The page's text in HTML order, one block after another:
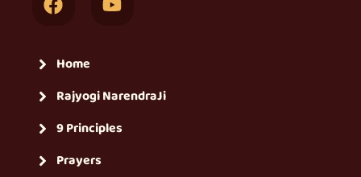
Home
Rajyogi NarendraJi
9 Principles
Prayers